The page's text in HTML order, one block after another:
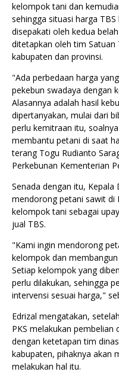
kelompok tani dan
sehingga situasi harga
disepakati oleh kedua
ditetapkan oleh tim Satuan
kabupaten dan provinsi.
"Ada perbedaan harga
pekebun swadaya dengan
Alasannya adalah hasil
dipertanyakan, mulai dari
perlu kemitraan itu,
membantu petani di saat
terang Togu Rudianto
Perkebunan Kementerian
Senada dengan itu, Kepala
mendorong petani sawit di
kelompok tani sebagai
jual TBS.
"Kami ingin mendorong
kelompok dan
Setiap kelompok yang
perlu dilakukan, sehingga
intervensi sesuai harga,"
Edrizal mengatakan,
PKS melakukan pembelian
dengan ketetapan tim
kabupaten, pihaknya akan
melakukan hal itu.